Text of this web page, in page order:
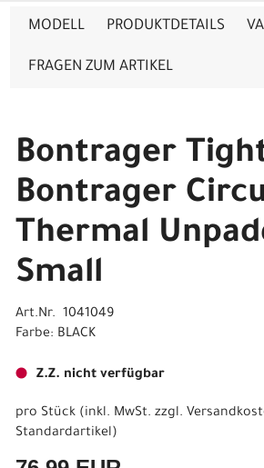
MODELL PRODUKTDETAILS
FRAGEN ZUM ARTIKEL
Bontrager
Bontrager
Thermal
Small
Art.Nr. 1041049
Farbe: BLACK
Z.Z. nicht verfügbar
pro Stück (inkl. MwSt. zzgl.
Standardartikel)